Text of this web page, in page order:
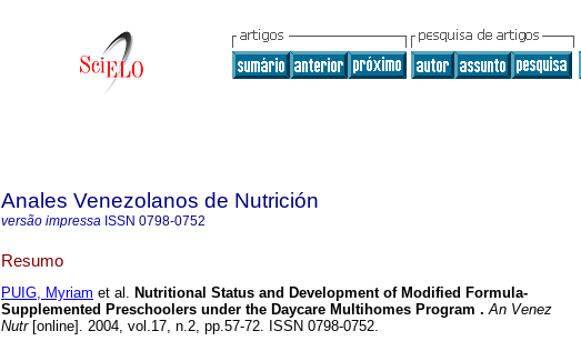
Anales Venezolanos de Nutrición
versão impressa ISSN 0798-0752
Resumo
PUIG, Myriam et al. Nutritional Status and Development of Modified Formula-
Supplemented Preschoolers under the Daycare Multihomes Program . An Venez
Nutr[online]. 2004, vol.17, n.2, pp.57-72. ISSN 0798-0752.